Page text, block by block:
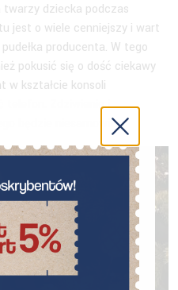
dziecka podczas
jest o wiele cenniejszy i wart
producenta. W tego
pokusić się o dość ciekawy
w kształcie konsoli
telefon. Zdziwienie i
będzie niesamowita.